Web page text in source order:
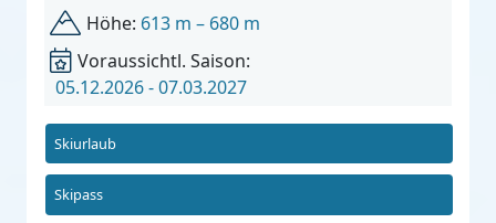
Höhe: 613 m – 680 m
Voraussichtl. Saison:
05.12.2026 - 07.03.2027
Skiurlaub
Skipass